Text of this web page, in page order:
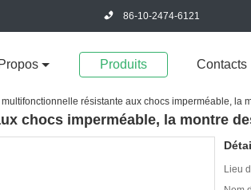
86-10-2474-6121
Produits Contacts
résistante aux chocs imperméable, la
chocs imperméable, la montre
Lieu